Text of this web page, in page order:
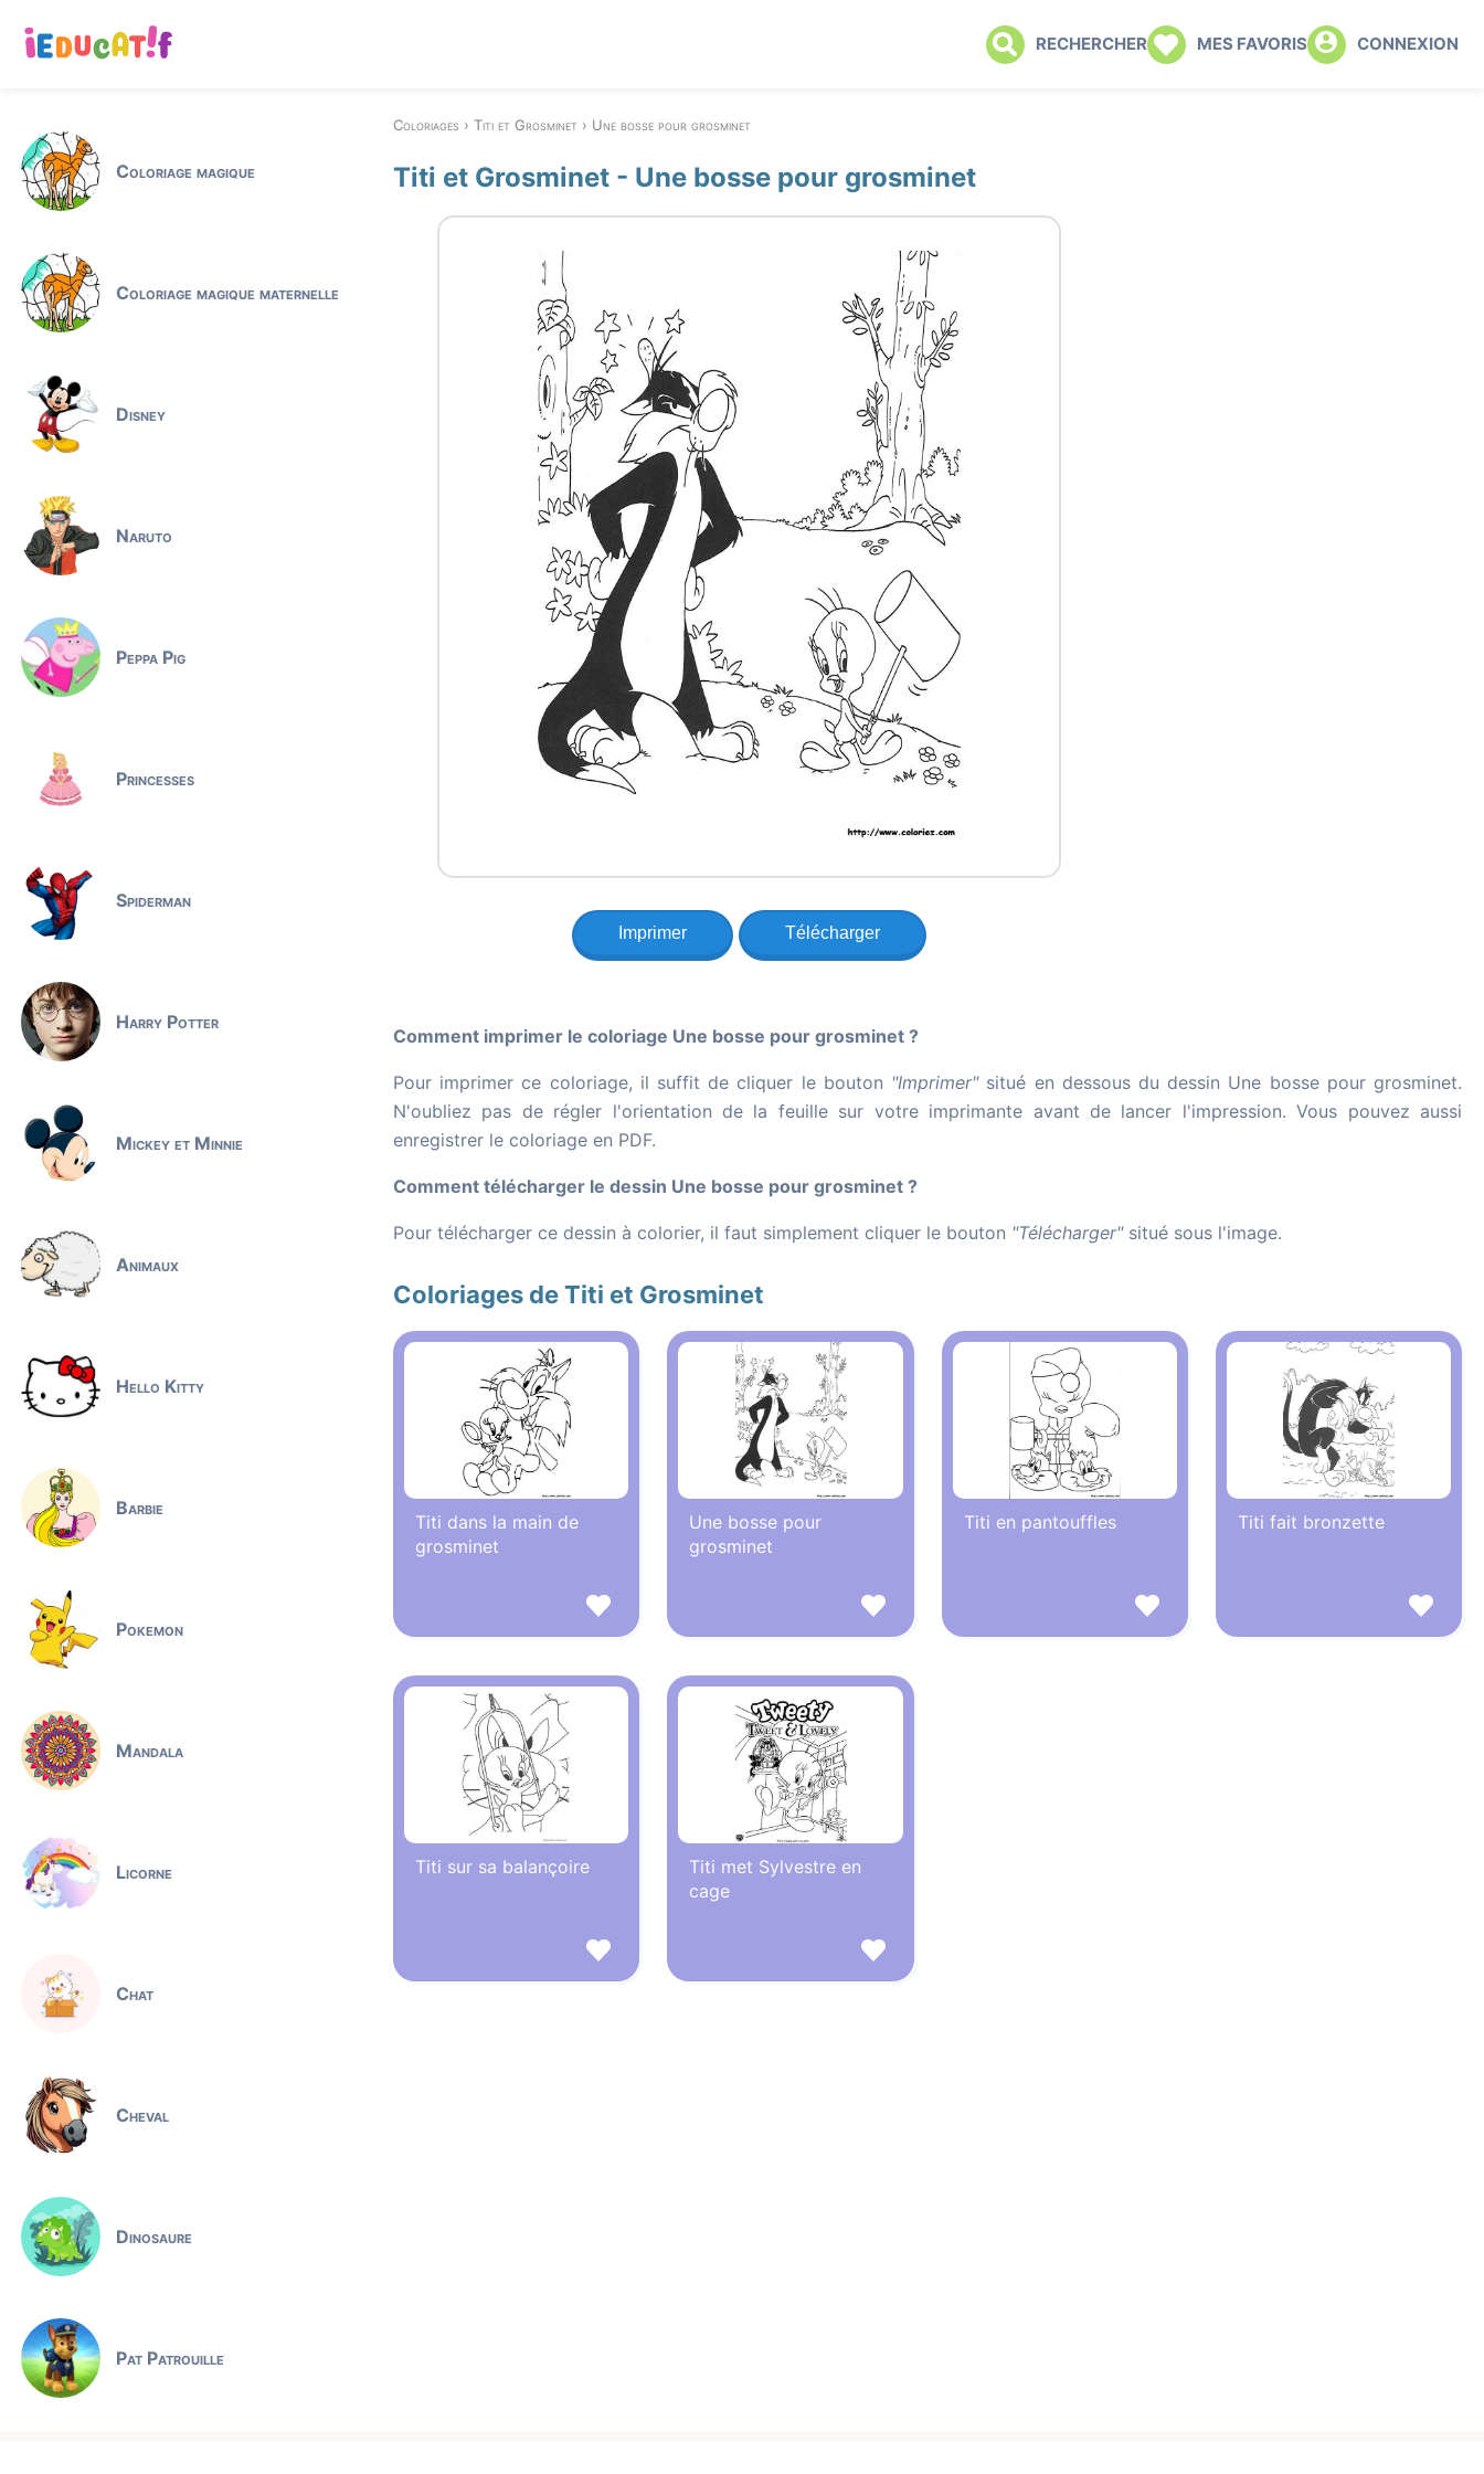
RECHERCHER MES FAVORIS CONNEXION
Coloriage magique
Coloriage magique maternelle
Disney
Naruto
Peppa Pig
Princesses
Spiderman
Harry Potter
Mickey et Minnie
Animaux
Hello Kitty
Barbie
Pokemon
Mandala
Licorne
Chat
Cheval
Dinosaure
Pat Patrouille
Coloriages Titi et Grosminet Une bosse pour grosminet
Titi et Grosminet - Une bosse pour grosminet
Imprimer Télécharger
Comment imprimer le coloriage Une bosse pour grosminet ?
Pour imprimer ce coloriage, il suffit de cliquer le bouton "Imprimer"situé en dessous du dessin Une bosse pour grosminet.
N'oubliez pas de régler l'orientation de la feuille sur votre imprimante avant de lancer l'impression. Vous pouvez aussi
enregistrer le coloriage en PDF.
Comment télécharger le dessin Une bosse pour grosminet ?
Pour télécharger ce dessin à colorier, il faut simplement cliquer le bouton "Télécharger"situé sous l'image.
Coloriages de Titi et Grosminet
Titi dans la main de
grosminet
Une bosse pour
grosminet
Titi en pantouffles Titi fait bronzette
Titi sur sa balançoire
Titi met Sylvestre en
cage